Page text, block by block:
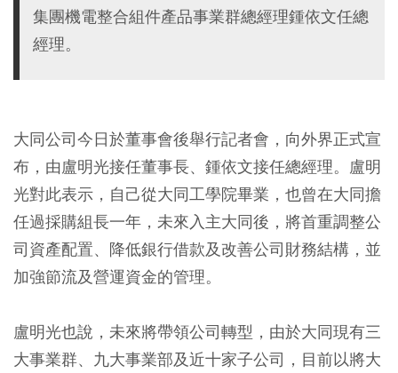
集團機電整合組件產品事業群總經理鍾依文任總
經理。
大同公司今日於董事會後舉行記者會，向外界正式宣
布，由盧明光接任董事長、鍾依文接任總經理。盧明
光對此表示，自己從大同工學院畢業，也曾在大同擔
任過採購組長一年，未來入主大同後，將首重調整公
司資產配置、降低銀行借款及改善公司財務結構，並
加強節流及營運資金的管理。
盧明光也說，未來將帶領公司轉型，由於大同現有三
大事業群、九大事業部及近十家子公司，目前以將大